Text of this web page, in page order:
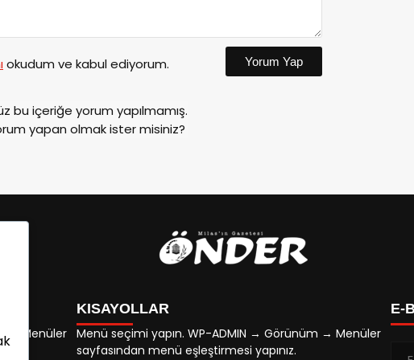
okudum ve kabul ediyorum. Yorum Yap
bu içeriğe yorum yapılmamış.
yapan olmak ister misiniz?
→ Menüler
KISAYOLLAR
Menü seçimi yapın. WP-ADMIN → Görünüm → Menüler
sayfasından menü eşleştirmesi yapınız.
E-